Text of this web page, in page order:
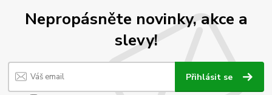
Nepropásněte novinky, akce a
slevy!
Přihlásit se